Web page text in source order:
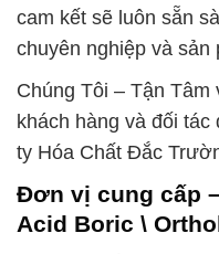
cam kết sẽ luôn sẵn
chuyên nghiệp và
Chúng Tôi – Tận
khách hàng và đối
ty Hóa Chất Đắc
Đơn vị cung cấp
Acid Boric \